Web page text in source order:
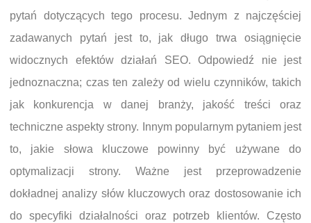
pytań dotyczących tego procesu. Jednym z najczęściej
zadawanych pytań jest to, jak długo trwa osiągnięcie
widocznych efektów działań SEO. Odpowiedź nie jest
jednoznaczna; czas ten zależy od wielu czynników, takich
jak konkurencja w danej branży, jakość treści oraz
techniczne aspekty strony. Innym popularnym pytaniem jest
to, jakie słowa kluczowe powinny być używane do
optymalizacji strony. Ważne jest przeprowadzenie
dokładnej analizy słów kluczowych oraz dostosowanie ich
do specyfiki działalności oraz potrzeb klientów. Często